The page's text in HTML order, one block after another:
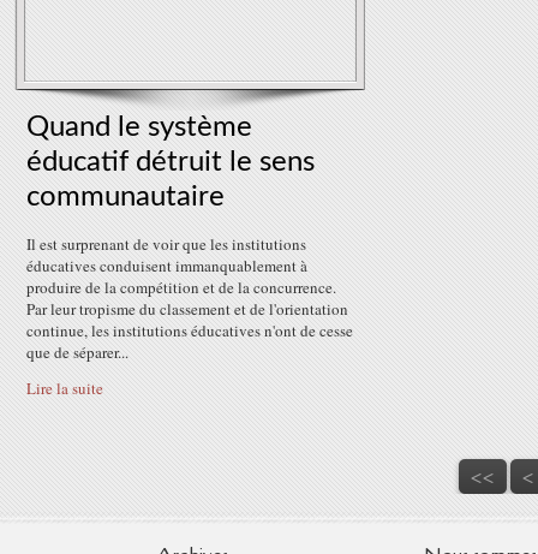
Quand le système
éducatif détruit le sens
communautaire
Il est surprenant de voir que les institutions
éducatives conduisent immanquablement à
produire de la compétition et de la concurrence.
Par leur tropisme du classement et de l'orientation
continue, les institutions éducatives n'ont de cesse
que de séparer...
Lire la suite
<< <